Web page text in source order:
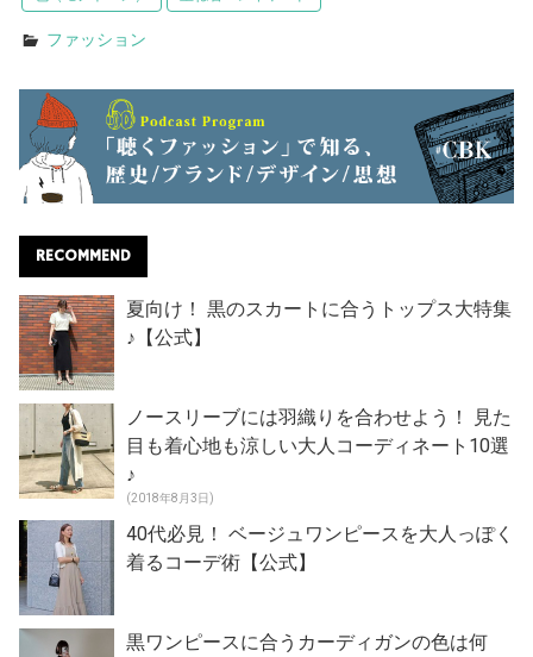
ファッション
RECOMMEND
夏向け！ 黒のスカートに合うトップス大特集
♪【公式】
ノースリーブには羽織りを合わせよう！ 見た
目も着心地も涼しい大人コーディネート10選
♪
(2018年8月3日)
40代必見！ ベージュワンピースを大人っぽく
着るコーデ術【公式】
黒ワンピースに合うカーディガンの色は何